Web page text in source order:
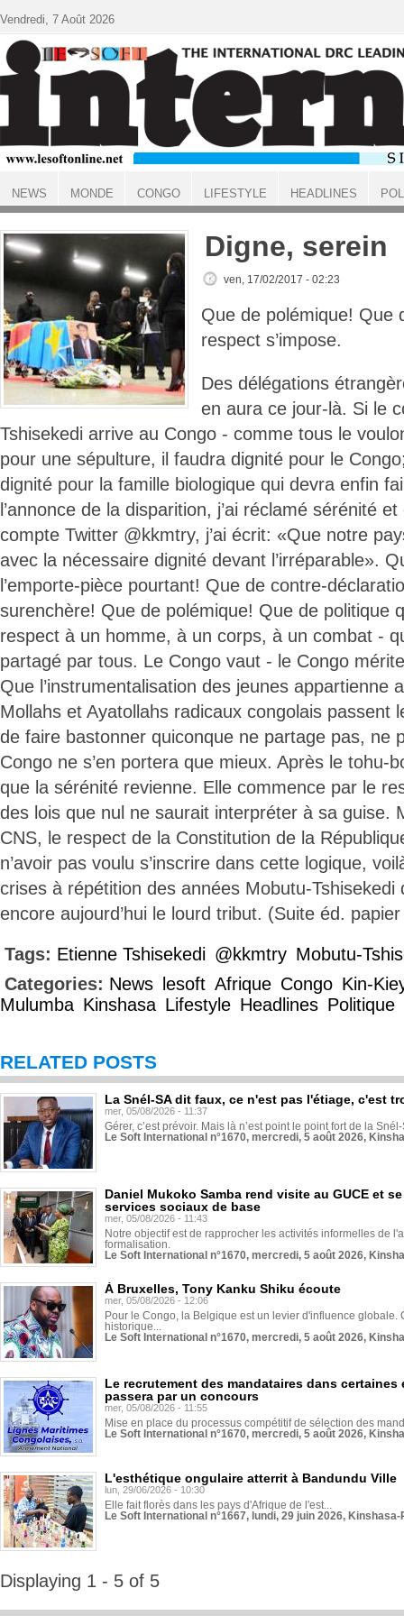
ACCUEIL
Digne, serein
ven, 17/02/2017 - 02:23
Que de polémique! Que
respect s’impose.
Des délégations
en aura ce jour-là. Si le
Tshisekedi arrive au Congo - comme tous le
pour une sépulture, il faudra dignité pour le
dignité pour la famille biologique qui devra enfin
l’annonce de la disparition, j’ai réclamé sérénité
compte Twitter @kkmtry, j’ai écrit: «Que notre
avec la nécessaire dignité devant l’irréparable».
l’emporte-pièce pourtant! Que de contre-
surenchère! Que de polémique! Que de politique
respect à un homme, à un corps, à un combat -
partagé par tous. Le Congo vaut - le Congo
Que l’instrumentalisation des jeunes appartienne
Mollahs et Ayatollahs radicaux congolais passent
de faire bastonner quiconque ne partage pas, ne
Congo ne s’en portera que mieux. Après le tohu-
que la sérénité revienne. Elle commence par le
des lois que nul ne saurait interpréter à sa guise.
CNS, le respect de la Constitution de la
n’avoir pas voulu s’inscrire dans cette logique,
crises à répétition des années Mobutu-Tshisekedi
encore aujourd’hui le lourd tribut. (Suite éd.
Tags: Etienne Tshisekedi @kkmtry Mobutu-
Categories: News lesoft Afrique Congo Kin-
Mulumba Kinshasa Lifestyle Headlines Politique
RELATED POSTS
La Snél-SA dit faux, ce n'est pas l'étiage, c'est
mer, 05/08/2026 - 11:37
Gérer, c’est prévoir. Mais là n’est point le point fort de la
Le Soft International n°1670, mercredi, 5 août 2026,
Daniel Mukoko Samba rend visite au GUCE et
services sociaux de base
mer, 05/08/2026 - 11:43
Notre objectif est de rapprocher les activités informelles de
formalisation.
Le Soft International n°1670, mercredi, 5 août 2026,
À Bruxelles, Tony Kanku Shiku écoute
mer, 05/08/2026 - 12:06
Pour le Congo, la Belgique est un levier d'influence globale.
historique...
Le Soft International n°1670, mercredi, 5 août 2026,
Le recrutement des mandataires dans
passera par un concours
mer, 05/08/2026 - 11:55
Mise en place du processus compétitif de sélection des
Le Soft International n°1670, mercredi, 5 août 2026,
L'esthétique ongulaire atterrit à Bandundu Ville
lun, 29/06/2026 - 10:30
Elle fait florès dans les pays d'Afrique de l'est...
Le Soft International n°1667, lundi, 29 juin 2026,
Displaying 1 - 5 of 5
Vendredi, 7 Août 2026
NEWS MONDE CONGO LIFESTYLE HEADLINES